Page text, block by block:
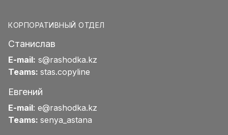
КОРПОРАТИВНЫЙ ОТДЕЛ
Станислав
E-mail: s@rashodka.kz
Teams: stas.copyline
Евгений
E-mail: e@rashodka.kz
Teams: senya_astana